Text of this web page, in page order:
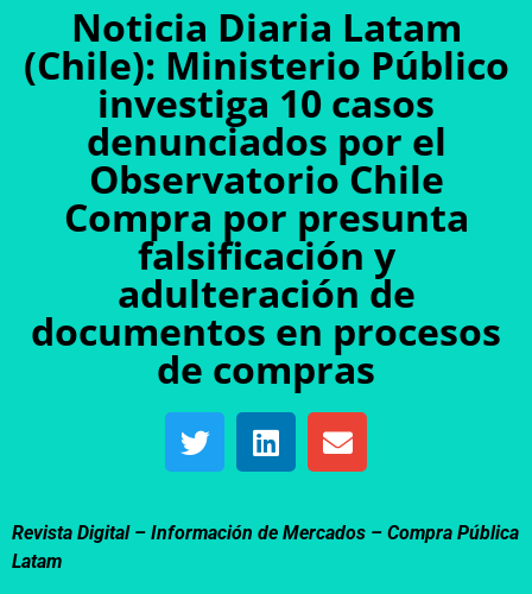
Noticia Diaria Latam
(Chile): Ministerio Público
investiga 10 casos
denunciados por el
Observatorio Chile
Compra por presunta
falsificación y
adulteración de
documentos en procesos
de compras
Revista Digital – Información de Mercados – Compra Pública
Latam